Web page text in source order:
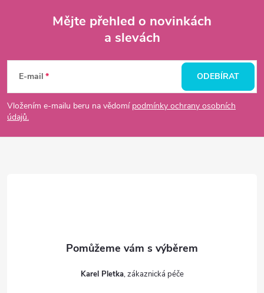
p
a
Mějte přehled o novinkách
a slevách
E-mail
Vložením e-mailu beru na vědomí podmínky ochrany osobních
údajů.
ODEBÍRAT
Karel Pletka